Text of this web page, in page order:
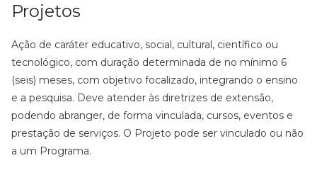
Projetos
Ação de caráter educativo, social, cultural, científico ou
tecnológico, com duração determinada de no mínimo 6
(seis) meses, com objetivo focalizado, integrando o ensino
e a pesquisa. Deve atender às diretrizes de extensão,
podendo abranger, de forma vinculada, cursos, eventos e
prestação de serviços. O Projeto pode ser vinculado ou não
a um Programa.